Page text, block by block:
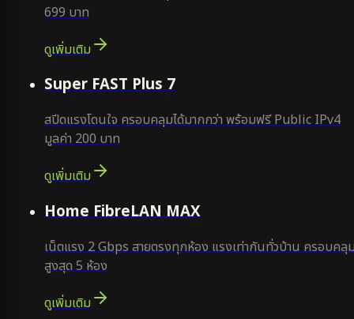
699 บาท
ดูเพิ่มเติม
Super FAST Plus 7
สปีดแรงโดนใจ ครอบคลุมได้มากกว่า พร้อมฟรี Public IPv4
มูลค่า 200 บาท
ดูเพิ่มเติม
Home FibreLAN MAX
เน็ตแรง 2 Gbps สายตรงทุกห้อง แรงเท่ากันทั่วบ้าน ครอบคลุ
สูงสุด 5 ห้อง
ดูเพิ่มเติม